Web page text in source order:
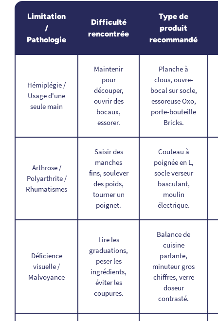
Limitation
/
Pathologie
Difficulté
rencontrée
Type de
produit
recommandé
Hémiplégie /
Usage d'une
seule main
Maintenir
pour
découper,
ouvrir des
bocaux,
essorer.
Planche à
clous, ouvre-
bocal sur socle,
essoreuse Oxo,
porte-bouteille
Bricks.
Arthrose /
Polyarthrite /
Rhumatismes
Saisir des
manches
fins, soulever
des poids,
tourner un
poignet.
Couteau à
poignée en L,
socle verseur
basculant,
moulin
électrique.
Déficience
visuelle /
Malvoyance
Lire les
graduations,
peser les
ingrédients,
éviter les
coupures.
Balance de
cuisine
parlante,
minuteur gros
chiffres, verre
doseur
contrasté.